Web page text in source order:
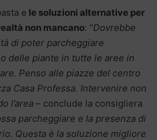
e le soluzioni alternative per
non mancano: “Dovrebbe
di poter parcheggiare
delle piante in tutte le aree in
Penso alle piazze del centro
Casa Professa. Intervenire non
l’area – conclude la consigliera
parcheggiare e la presenza di
Questa è la soluzione migliore